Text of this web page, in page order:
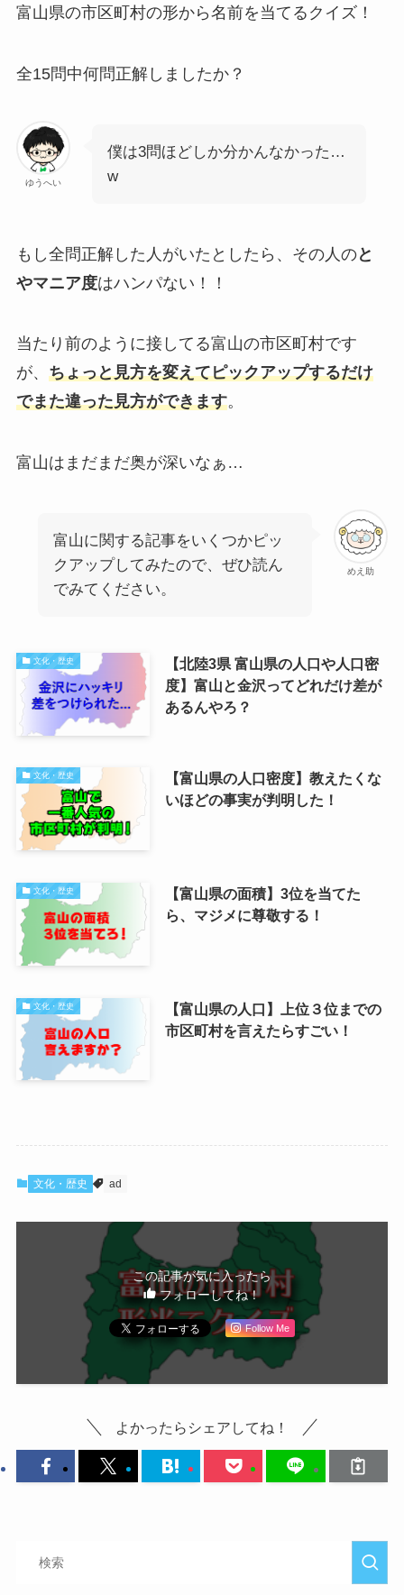
富山県の市区町村の形から名前を当てるクイズ！
全15問中何問正解しましたか？
ゆうへい
僕は3問ほどしか分かんなかった…
w
もし全問正解した人がいたとしたら、その人のと
やマニア度はハンパない！！
当たり前のように接してる富山の市区町村です
が、 ちょっと見方を変えてピックアップするだけ
でまた違った見方ができます。
富山はまだまだ奥が深いなぁ…
めえ助
富山に関する記事をいくつかピッ
クアップしてみたので、ぜひ読ん
でみてください。
文化・歴史
【北陸3県 富山県の人口や人口密
度】富山と金沢ってどれだけ差が
あるんやろ？
文化・歴史
【富山県の人口密度】教えたくな
いほどの事実が判明した！
文化・歴史
【富山県の面積】3位を当てた
ら、マジメに尊敬する！
文化・歴史
【富山県の人口】上位３位までの
市区町村を言えたらすごい！
文化・歴史 ad
この記事が気に入ったら
フォローしてね！
Follow Me
よかったらシェアしてね！